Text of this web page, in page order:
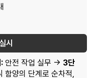
시
안전 작업 실무 → 3단
함양의 단계로 순차적,